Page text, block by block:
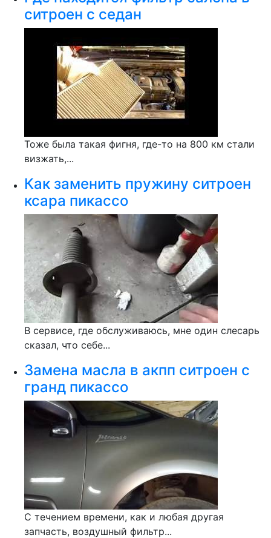
ситроен с седан
Тоже была такая фигня, где-то на 800 км стали
визжать,...
Как заменить пружину ситроен
ксара пикассо
В сервисе, где обслуживаюсь, мне один слесарь
сказал, что себе...
Замена масла в акпп ситроен с
гранд пикассо
С течением времени, как и любая другая
запчасть, воздушный фильтр...